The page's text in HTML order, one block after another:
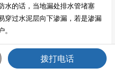
水的话，当地漏处排水管堵塞
穿过水泥层向下渗漏，若是渗漏
电话 咨询
拨打电话